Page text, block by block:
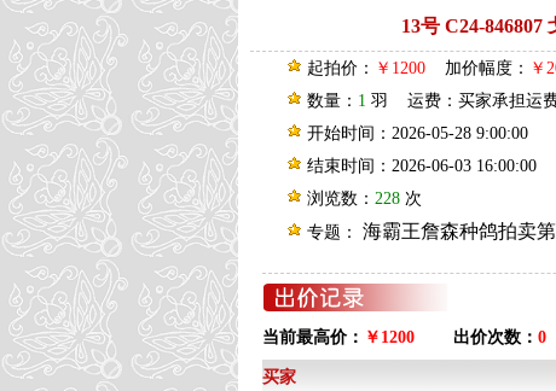
13号 C24-
起拍价： ￥1200 加价幅度： ￥
数量： 1 羽 运费：买家承担运
开始时间：2026-05-28 9:00:00
结束时间：2026-06-03 16:00:00
浏览数： 228 次
专题：
海霸王詹森种鸽拍卖
当前最高价： ￥1200 出价次数： 0
买家